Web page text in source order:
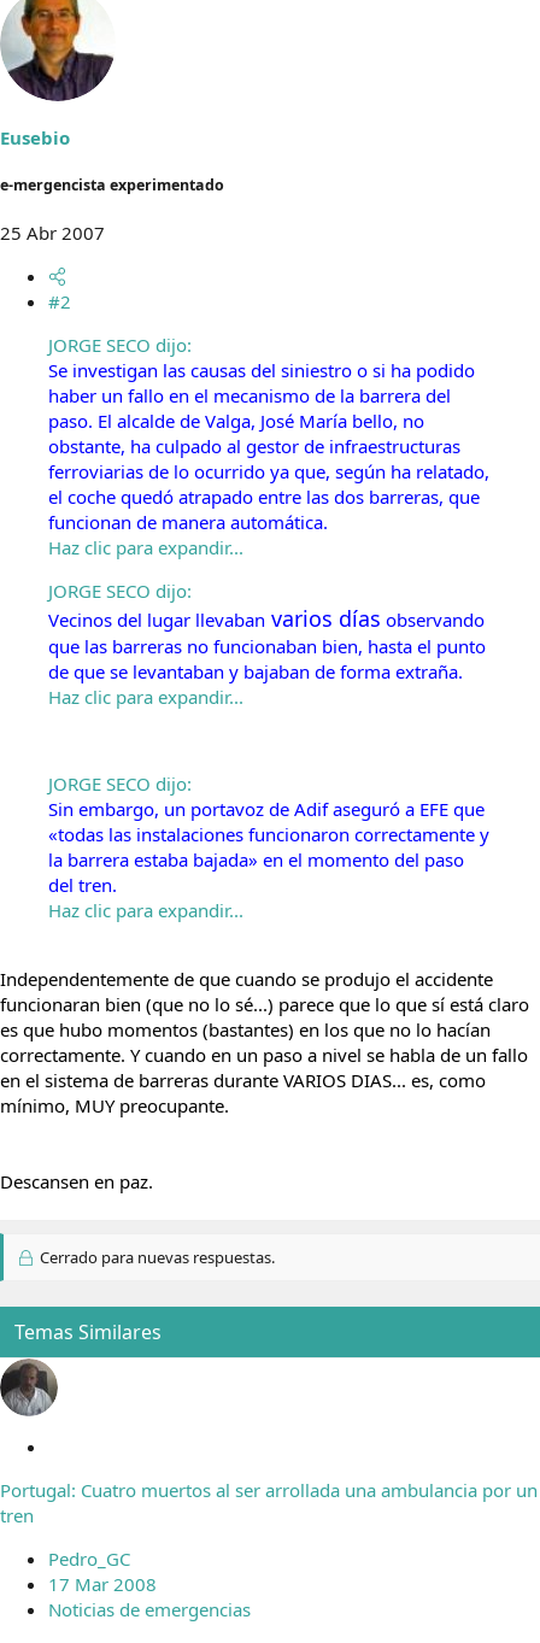
Eusebio
e-mergencista experimentado
25 Abr 2007
#2
JORGE SECO dijo:
Se investigan las causas del siniestro o si ha podido
haber un fallo en el mecanismo de la barrera del
paso. El alcalde de Valga, José María bello, no
obstante, ha culpado al gestor de infraestructuras
ferroviarias de lo ocurrido ya que, según ha relatado,
el coche quedó atrapado entre las dos barreras, que
funcionan de manera automática.
Haz clic para expandir...
JORGE SECO dijo:
Vecinos del lugar llevaban varios días observando
que las barreras no funcionaban bien, hasta el punto
de que se levantaban y bajaban de forma extraña.
Haz clic para expandir...
JORGE SECO dijo:
Sin embargo, un portavoz de Adif aseguró a EFE que
«todas las instalaciones funcionaron correctamente y
la barrera estaba bajada» en el momento del paso
del tren.
Haz clic para expandir...
Independentemente de que cuando se produjo el accidente
funcionaran bien (que no lo sé...) parece que lo que sí está claro
es que hubo momentos (bastantes) en los que no lo hacían
correctamente. Y cuando en un paso a nivel se habla de un fallo
en el sistema de barreras durante VARIOS DIAS... es, como
mínimo, MUY preocupante.
Descansen en paz.
Cerrado para nuevas respuestas.
Temas Similares
r
d
o
Portugal: Cuatro muertos al ser arrollada una ambulancia por un
tren
Pedro_GC
17 Mar 2008
Noticias de emergencias